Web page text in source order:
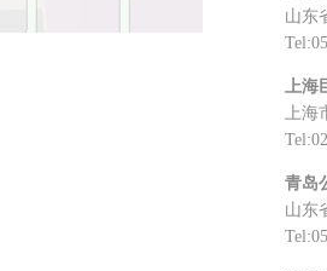
山东
上海
上海
青岛
山东